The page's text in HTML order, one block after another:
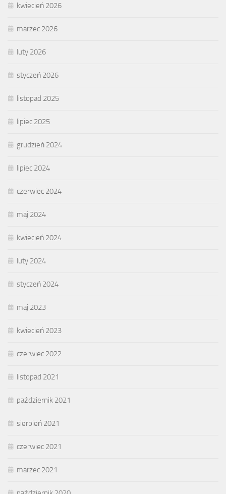
kwiecień 2026
marzec 2026
luty 2026
styczeń 2026
listopad 2025
lipiec 2025
grudzień 2024
lipiec 2024
czerwiec 2024
maj 2024
kwiecień 2024
luty 2024
styczeń 2024
maj 2023
kwiecień 2023
czerwiec 2022
listopad 2021
październik 2021
sierpień 2021
czerwiec 2021
marzec 2021